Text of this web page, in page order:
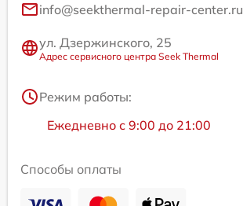
info@seekthermal-repair-center.ru
ул. Дзержинского, 25
Адрес сервисного центра Seek Thermal
Режим работы:
Ежедневно с 9:00 до 21:00
Способы оплаты